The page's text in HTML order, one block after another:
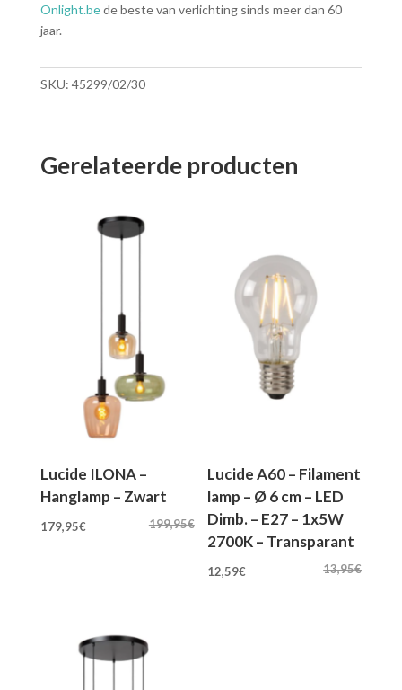
Onlight.bede beste van verlichting sinds meer dan 60
jaar.
SKU: 45299/02/30
Gerelateerde producten
Lucide ILONA –
Hanglamp – Zwart
199,95€
Oorspronkelijke
179,95€Huidige
Lucide A60 – Filament
lamp – Ø 6 cm – LED
Dimb. – E27 – 1x5W
2700K – Transparant
13,95€
Oorspronkelijke
12,59€